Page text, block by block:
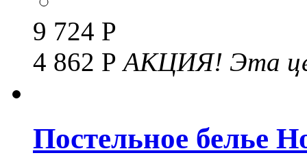
9 724 Р
4 862 РАКЦИЯ! Эта
Постельное белье